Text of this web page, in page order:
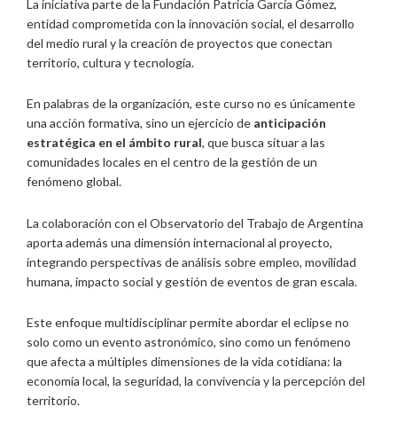
La iniciativa parte de la Fundación Patricia García Gómez,
entidad comprometida con la innovación social, el desarrollo
del medio rural y la creación de proyectos que conectan
territorio, cultura y tecnología.
En palabras de la organización, este curso no es únicamente
una acción formativa, sino un ejercicio de anticipación
estratégica en el ámbito rural, que busca situar a las
comunidades locales en el centro de la gestión de un
fenómeno global.
La colaboración con el Observatorio del Trabajo de Argentina
aporta además una dimensión internacional al proyecto,
integrando perspectivas de análisis sobre empleo, movilidad
humana, impacto social y gestión de eventos de gran escala.
Este enfoque multidisciplinar permite abordar el eclipse no
solo como un evento astronómico, sino como un fenómeno
que afecta a múltiples dimensiones de la vida cotidiana: la
economía local, la seguridad, la convivencia y la percepción del
territorio.